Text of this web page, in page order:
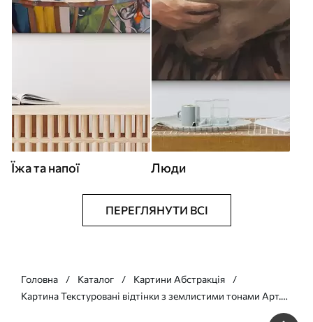
Їжа та напої Люди
ПЕРЕГЛЯНУТИ ВСІ
Головна Каталог
Картини Абстракція
Картина Текстуровані відтінки з землистими тонами Арт.